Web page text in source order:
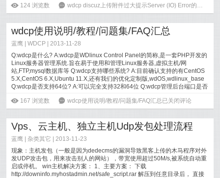
ė 124 浏览数 6 wdcp discuz上传附件过大提示Server (IO) Error的解决方法
wdcp使用说明/教程/问题集/FAQ汇总
蓝鹰 |WDCP | 2013-11-28
Q:wdcp是什么? A:wdcp是WDlinux Control Panel的简称,是一套PHP开发的
Linux服务器管理系统.旨在易于使用和管理Linux服务器,虚拟主机/网
站,FTP,mysql数据库等 Q:wdcp支持哪些系统? A:目前确认支持的有CentOS
5.X,CentOS 6.X,Ubuntu 11.X,还有我们的优化定制版,wdOS,wdlinux_base
Q:wdcp是否支持64位? A:可以完全支持32和64位 Q:wdcp管理后台端口是否
ė 167 浏览数 6 wdcp使用说明/教程/问题集/FAQ汇总已关闭评论
Vps、云主机、独立主机Udp发包处理流程
蓝鹰 | 杂类其它
| 2013-11-23
现象：主机发包（一般是因为dedecms的漏洞导致黑客上传的木马程序对外
发UDP攻击包，用来攻击别人的网站），带宽使用超过50M/s,被系统自动重
启或停机。 win主机解决方案： 1、主要方案： 下载
http://downinfo.myhostadmin.net/safe_script.rar 解压到任意目录后， 直接